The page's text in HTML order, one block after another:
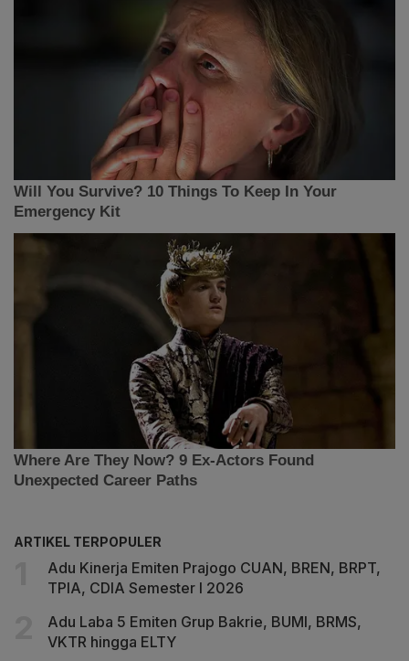
ARTIKEL TERPOPULER
Adu Kinerja Emiten Prajogo CUAN, BREN, BRPT,
TPIA, CDIA Semester I 2026
Adu Laba 5 Emiten Grup Bakrie, BUMI, BRMS,
VKTR hingga ELTY